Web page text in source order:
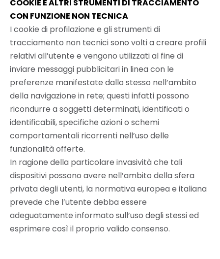
COOKIE E ALTRI STRUMENTI DI TRACCIAMENTO
CON FUNZIONE NON TECNICA
I cookie di profilazione e gli strumenti di
tracciamento non tecnici sono volti a creare profili
relativi all’utente e vengono utilizzati al fine di
inviare messaggi pubblicitari in linea con le
preferenze manifestate dallo stesso nell’ambito
della navigazione in rete; questi infatti possono
ricondurre a soggetti determinati, identificati o
identificabili, specifiche azioni o schemi
comportamentali ricorrenti nell’uso delle
funzionalità offerte.
In ragione della particolare invasività che tali
dispositivi possono avere nell’ambito della sfera
privata degli utenti, la normativa europea e italiana
prevede che l’utente debba essere
adeguatamente informato sull’uso degli stessi ed
esprimere così il proprio valido consenso.